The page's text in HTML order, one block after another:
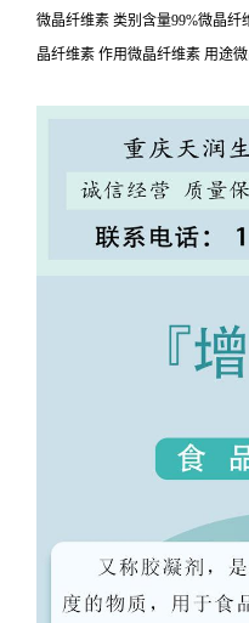
微晶纤维素 类别含量99%微晶
晶纤维素 作用微晶纤维素 用途